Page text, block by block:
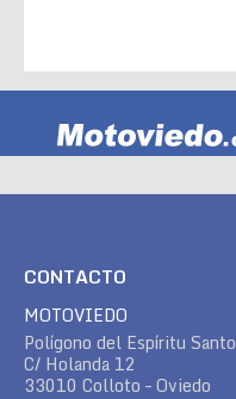
CONTACTO
MOTOVIEDO
Polígono del Espíritu Santo
C/ Holanda 12
33010 Colloto – Oviedo